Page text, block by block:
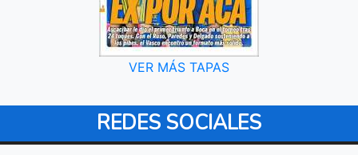
VER MÁS TAPAS
REDES SOCIALES